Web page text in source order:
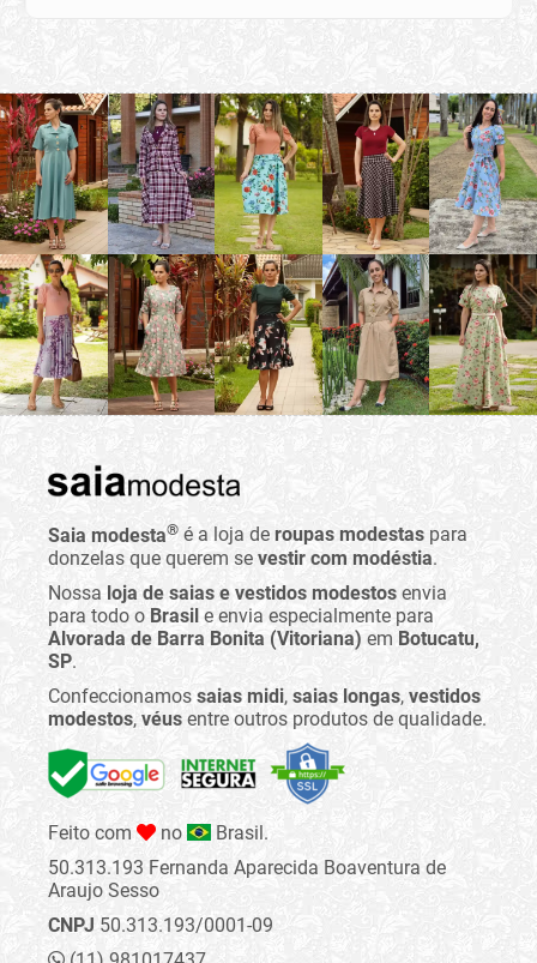
Saia modesta® é a loja de roupas modestas para
donzelas que querem se vestir com modéstia.
Nossa loja de saias e vestidos modestos envia
para todo o Brasil e envia especialmente para
Alvorada de Barra Bonita (Vitoriana) em Botucatu,
SP.
Confeccionamos saias midi, saias longas, vestidos
modestos, véus entre outros produtos de qualidade.
Feito com no
Brasil.
50.313.193 Fernanda Aparecida Boaventura de
Araujo Sesso
CNPJ 50.313.193/0001-09